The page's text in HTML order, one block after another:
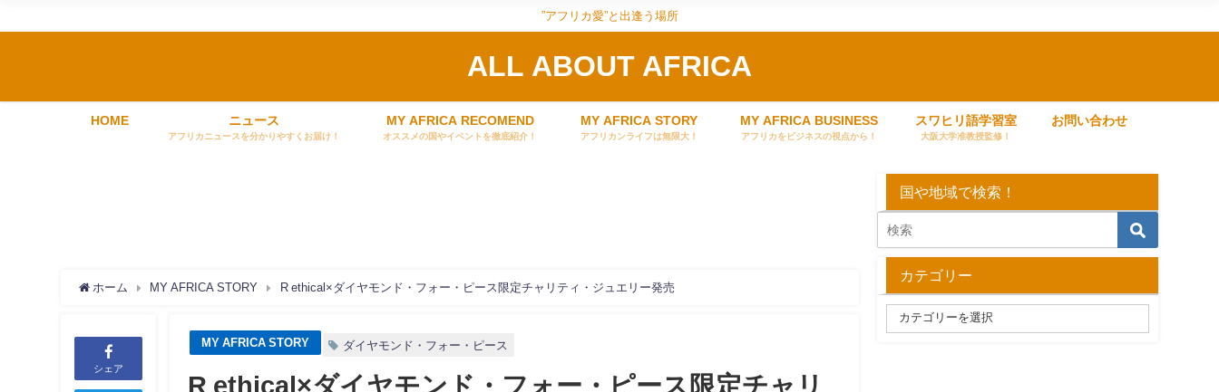
”アフリカ愛”と出逢う場所
ALL ABOUT AFRICA
HOME ニュース
アフリカニュースを分かりやすくお届け！
MY AFRICA RECOMEND
オススメの国やイベントを徹底紹介！
MY AFRICA STORY
アフリカンライフは無限大！
MY AFRICA BUSINESS
アフリカをビジネスの視点から！
スワヒリ語学習室
大阪大学准教授監修！
お問い合わせ
ホーム MY AFRICA STORY R ethical×ダイヤモンド・フォー・ピース限定チャリティ・ジュエリー発売
シェア
MY AFRICA STORY ダイヤモンド・フォー・ピース
R ethical×ダイヤモンド・フォー・ピース限定チャリ
国や地域で検索！
カテゴリー